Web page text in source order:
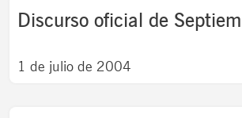
Discurso oficial de
1 de julio de 2004